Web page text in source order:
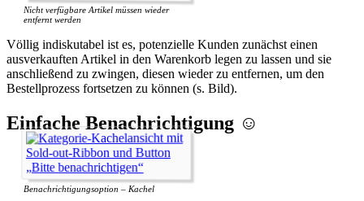
Nicht verfügbare Artikel müssen wieder
entfernt werden
Völlig indiskutabel ist es, potenzielle Kunden zunächst einen
ausverkauften Artikel in den Warenkorb legen zu lassen und sie
anschließend zu zwingen, diesen wieder zu entfernen, um den
Bestellprozess fortsetzen zu können (s. Bild).
Einfache Benachrichtigung ☺️
Benachrichtigungsoption – Kachel